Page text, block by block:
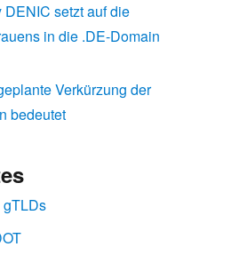
setzt auf die
in die .DE-Domain
Verkürzung der
bedeutet
gTLDs